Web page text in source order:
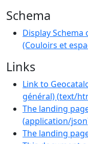
Schema
Display
(Couloirs et
Links
Link to
général)(text/
The landing
(application/json
The landing